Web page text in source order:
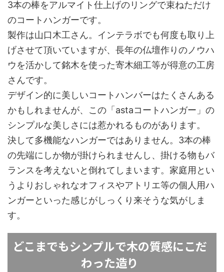
3本の棒をアルマイト仕上げのリングで束ねただけ
のコートハンガーです。
製作は山口木工さん。インテラボでも何度も取り上
げさせて頂いていますが、長年の仏壇作りのノウハ
ウを活かして銘木を使った寄木細工等が得意の工房
さんです。
デザイン的に美しいコートハンバーはたくさんある
かもしれませんが、この「astaコートハンガー」の
シンプルな美しさには惹かれるものがあります。
決して多機能なハンガーではありません。3本の棒
の先端にしか物が掛けられませんし、掛ける物もバ
ランスを考えないと倒れてしまいます。家庭用とい
うよりおしゃれなオフィスやアトリエ等の個人用ハ
ンガーといった感じがしっくり来そうな気がしま
す。
どこまでもシンプルで木の質感にこだ
わった造り